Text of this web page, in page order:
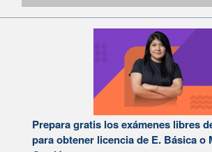
Prepara gratis los exámenes libres
para obtener licencia de E. Básica o